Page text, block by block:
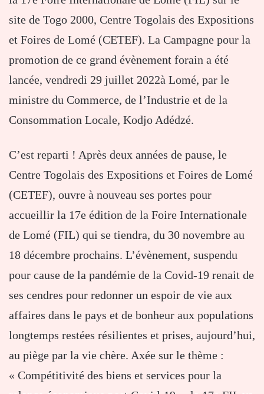
site de Togo 2000, Centre Togolais des Expositions
et Foires de Lomé (CETEF). La Campagne pour la
promotion de ce grand évènement forain a été
lancée, vendredi 29 juillet 2022à Lomé, par le
ministre du Commerce, de l’Industrie et de la
Consommation Locale, Kodjo Adédzé.
C’est reparti ! Après deux années de pause, le
Centre Togolais des Expositions et Foires de Lomé
(CETEF), ouvre à nouveau ses portes pour
accueillir la 17e édition de la Foire Internationale
de Lomé (FIL) qui se tiendra, du 30 novembre au
18 décembre prochains. L’évènement, suspendu
pour cause de la pandémie de la Covid-19 renait de
ses cendres pour redonner un espoir de vie aux
affaires dans le pays et de bonheur aux populations
longtemps restées résilientes et prises, aujourd’hui,
au piège par la vie chère. Axée sur le thème :
« Compétitivité des biens et services pour la